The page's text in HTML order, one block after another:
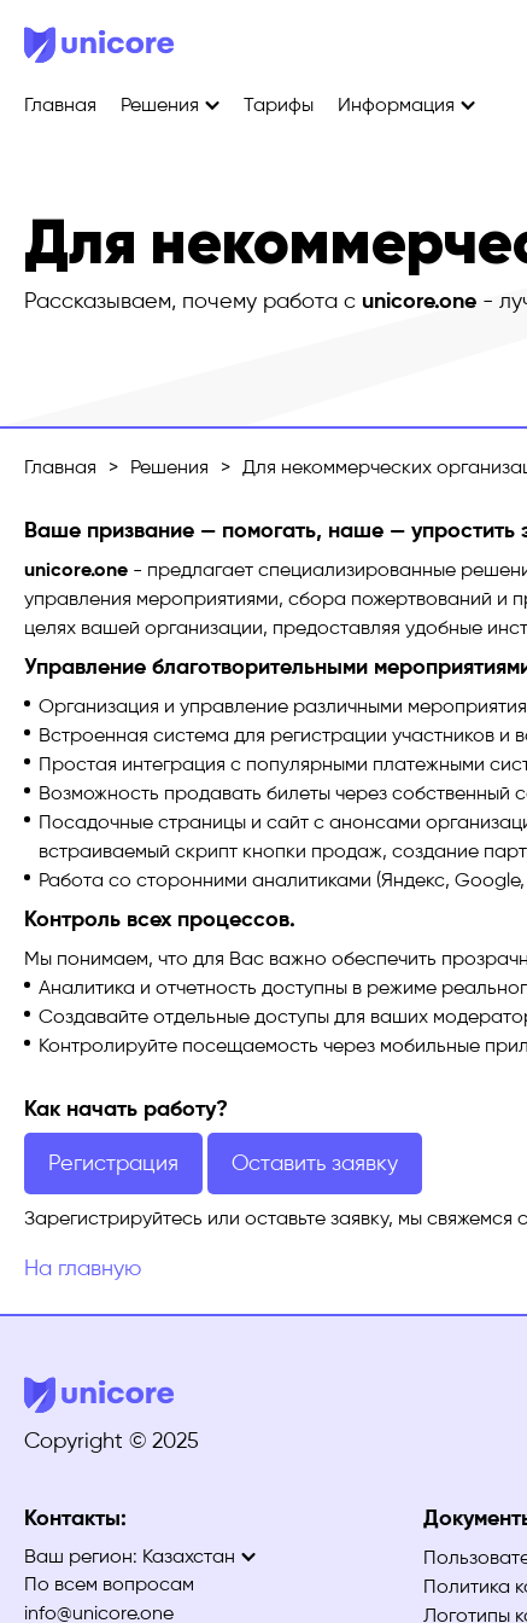
Главная Решения Тарифы Информация
Для
Рассказываем, почему работа с unicore.one -
Главная > Решения > Для некоммерческих
Ваше призвание — помогать, наше — упростить
unicore.one - предлагает специализированные
управления мероприятиями, сбора пожертвований и
целях вашей организации, предоставляя удобные
Управление благотворительными
Организация и управление различными
Встроенная система для регистрации участников
Простая интеграция с популярными платежными
Возможность продавать билеты через собственный
Посадочные страницы и сайт с анонсами
встраиваемый скрипт кнопки продаж, создание
Работа со сторонними аналитиками (Яндекс,
Контроль всех процессов.
Мы понимаем, что для Вас важно обеспечить
Аналитика и отчетность доступны в режиме
Создавайте отдельные доступы для ваших
Контролируйте посещаемость через мобильные
Как начать работу?
Регистрация Оставить заявку
Зарегистрируйтесь или оставьте заявку, мы
На главную
Copyright © 2025
Контакты:
Ваш регион: Казахстан
По всем вопросам
info@unicore.one
Политика
Логотипы